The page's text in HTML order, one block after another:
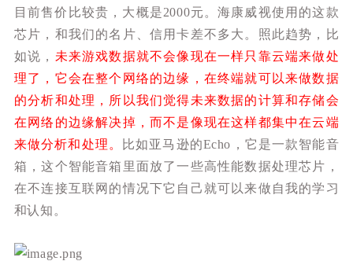
目前售价比较贵，大概是2000元。海康威视使用的这款
芯片，和我们的名片、信用卡差不多大。 照此趋势，比
如说， 未来游戏数据就不会像现在一样只靠云端来做处
理了，它会在整个网络的边缘，在终端就可以来做数据
的分析和处理，所以我们觉得未来数据的计算和存储会
在网络的边缘解决掉，而不是像现在这样都集中在云端
来做分析和处理。
比如亚马逊的Echo，它是一款智能音
箱，这个智能音箱里面放了一些高性能数据处理芯片，
在不连接互联网的情况下它自己就可以来做自我的学习
和认知。